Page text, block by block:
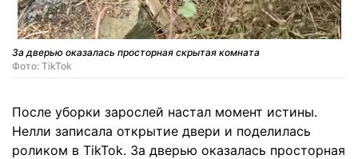
За дверью оказалась просторная скрытая комната
Фото: TikTok
После уборки зарослей настал момент истины.
Нелли записала открытие двери и поделилась
роликом в TikTok. За дверью оказалась просторная